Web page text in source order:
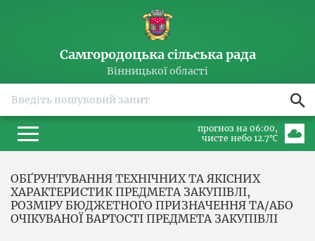
Самгородоцька сільська рада
Вінницької області
прогноз на 06:00
чисте небо 12.7℃
ОБҐРУНТУВАННЯ ТЕХНІЧНИХ ТА ЯКІСНИХ
ХАРАКТЕРИСТИК ПРЕДМЕТА ЗАКУПІВЛІ,
РОЗМІРУ БЮДЖЕТНОГО ПРИЗНАЧЕННЯ ТА/АБО
ОЧІКУВАНОЇ ВАРТОСТІ ПРЕДМЕТА ЗАКУПІВЛІ